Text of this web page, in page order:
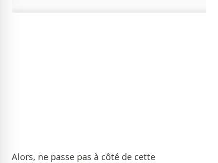
Alors, ne passe pas à côté de cette